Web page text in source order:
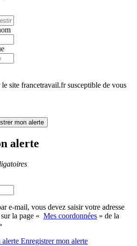
site francetravail.fr susceptible de vous
mon alerte
alerte
e-mail, vous devez saisir votre adresse
la page « Mes coordonnées » de la
alerte Enregistrermon alerte